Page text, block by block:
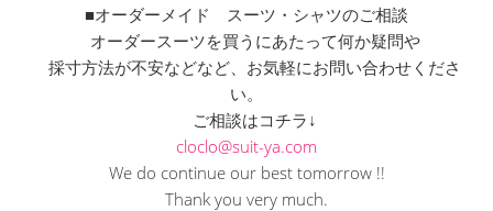
■オーダーメイド スーツ・シャツのご相談
オーダースーツを買うにあたって何か疑問や
採寸方法が不安などなど、お気軽にお問い合わせくださ
い。
ご相談はコチラ↓
cloclo@suit-ya.com
We do continue our best tomorrow !!
Thank you very much.